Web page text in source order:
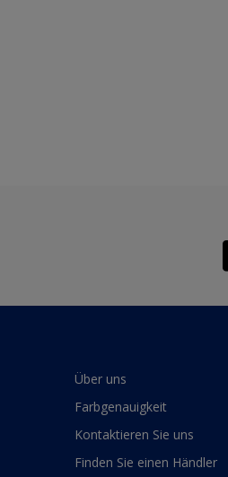
Über uns
Farbgenauigkeit
Kontaktieren Sie uns
Finden Sie einen Händler